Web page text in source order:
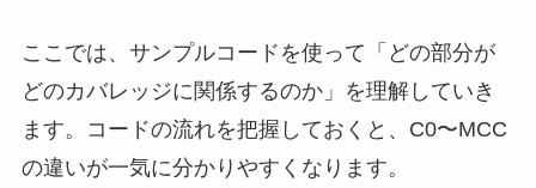
ここでは、サンプルコードを使って「どの部分が
どのカバレッジに関係するのか」を理解していき
ます。コードの流れを把握しておくと、C0〜MCC
の違いが一気に分かりやすくなります。